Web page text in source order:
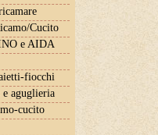
Cucito
e AIDA
fiocchi
aguglieria
cucito